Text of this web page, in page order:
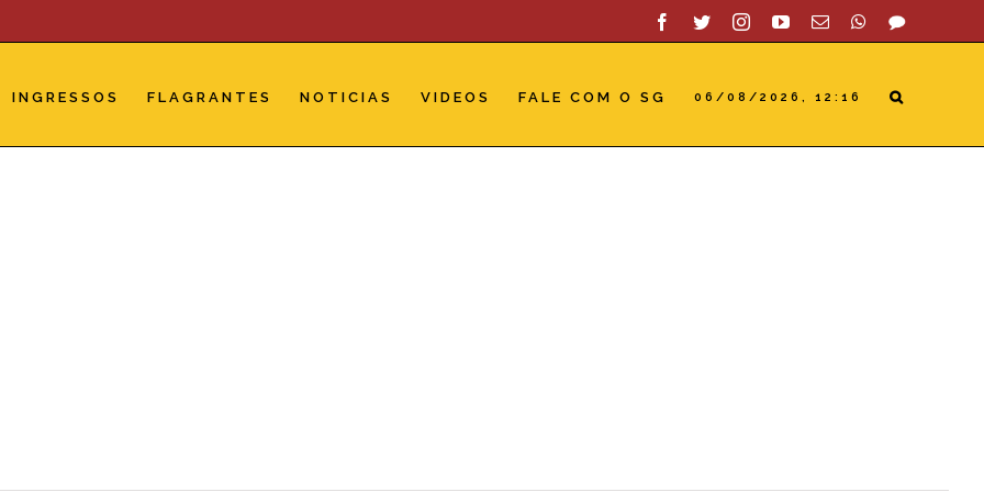
Facebook
TwitterInstagramYouTube
Email WhatsApp
SAC
INGRESSOS FLAGRANTES NOTICIAS VIDEOS FALE COM O SG 06/08/2026, 12:16